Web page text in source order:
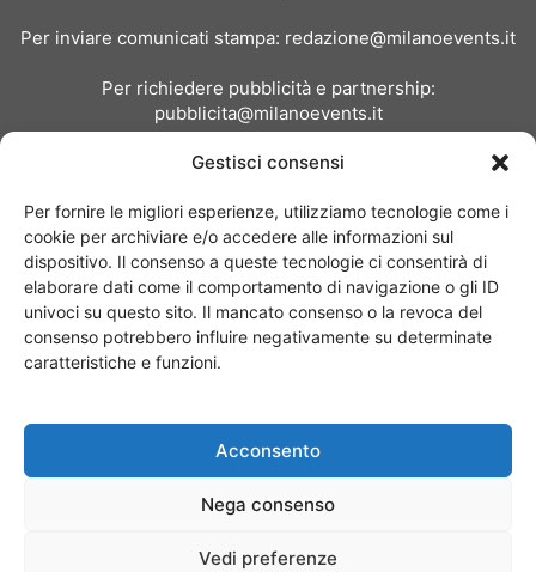
Gestisci consensi
Per fornire le migliori esperienze, utilizziamo tecnologie come i
cookie per archiviare e/o accedere alle informazioni sul
dispositivo. Il consenso a queste tecnologie ci consentirà di
elaborare dati come il comportamento di navigazione o gli ID
univoci su questo sito. Il mancato consenso o la revoca del
consenso potrebbero influire negativamente su determinate
caratteristiche e funzioni.
Acconsento
Nega consenso
Vedi preferenze
Per inviare comunicati stampa: redazione@milanoevents.it
Per richiedere pubblicità e partnership:
pubblicita@milanoevents.it
Chi siamo I Nostri Clienti
© Copyright 2017 - MilanoEvents.it© managed by